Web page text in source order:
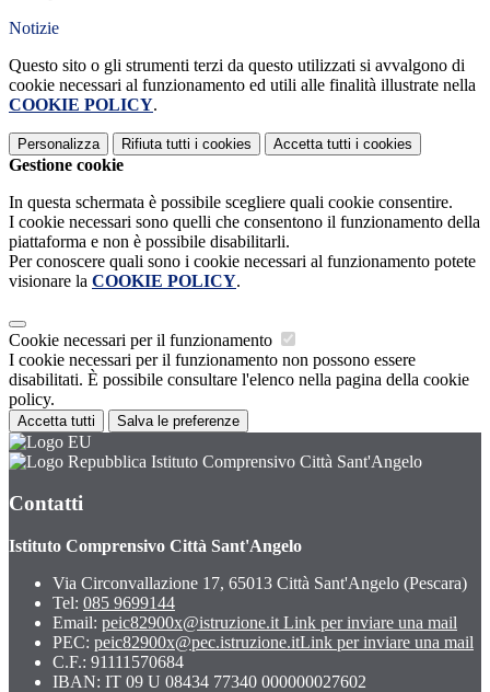
Notizie
Questo sito o gli strumenti terzi da questo utilizzati si avvalgono di
cookie necessari al funzionamento ed utili alle finalità illustrate nella
COOKIE POLICY.
Personalizza Rifiuta tutti i cookies Accetta tutti i cookies
Gestione cookie
In questa schermata è possibile scegliere quali cookie consentire.
I cookie necessari sono quelli che consentono il funzionamento della
piattaforma e non è possibile disabilitarli.
Per conoscere quali sono i cookie necessari al funzionamento potete
visionare la COOKIE POLICY.
Cookie necessari per il funzionamento
I cookie necessari per il funzionamento non possono essere
disabilitati. È possibile consultare l'elenco nella pagina della cookie
policy.
Accetta tutti Salva le preferenze
Istituto Comprensivo Città Sant'Angelo
Contatti
Istituto Comprensivo Città Sant'Angelo
Via Circonvallazione 17, 65013 Città Sant'Angelo (Pescara)
Tel: 085 9699144
Email: peic82900x@istruzione.it Link per inviare una mail
PEC: peic82900x@pec.istruzione.itLink per inviare una mail
C.F.: 91111570684
IBAN: IT 09 U 08434 77340 000000027602